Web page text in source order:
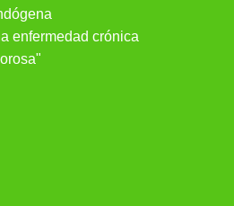
enfermedad crónica